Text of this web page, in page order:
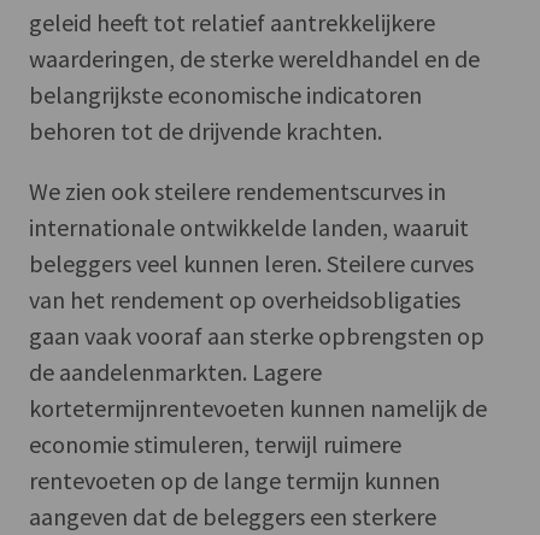
geleid heeft tot relatief aantrekkelijkere
waarderingen, de sterke wereldhandel en de
belangrijkste economische indicatoren
behoren tot de drijvende krachten.
We zien ook steilere rendementscurves in
internationale ontwikkelde landen, waaruit
beleggers veel kunnen leren. Steilere curves
van het rendement op overheidsobligaties
gaan vaak vooraf aan sterke opbrengsten op
de aandelenmarkten. Lagere
kortetermijnrentevoeten kunnen namelijk de
economie stimuleren, terwijl ruimere
rentevoeten op de lange termijn kunnen
aangeven dat de beleggers een sterkere